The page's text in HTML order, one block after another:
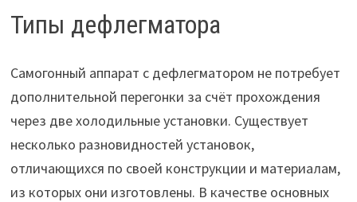
Типы дефлегматора
Самогонный аппарат с дефлегматором не потребует
дополнительной перегонки за счёт прохождения
через две холодильные установки. Существует
несколько разновидностей установок,
отличающихся по своей конструкции и материалам,
из которых они изготовлены. В качестве основных